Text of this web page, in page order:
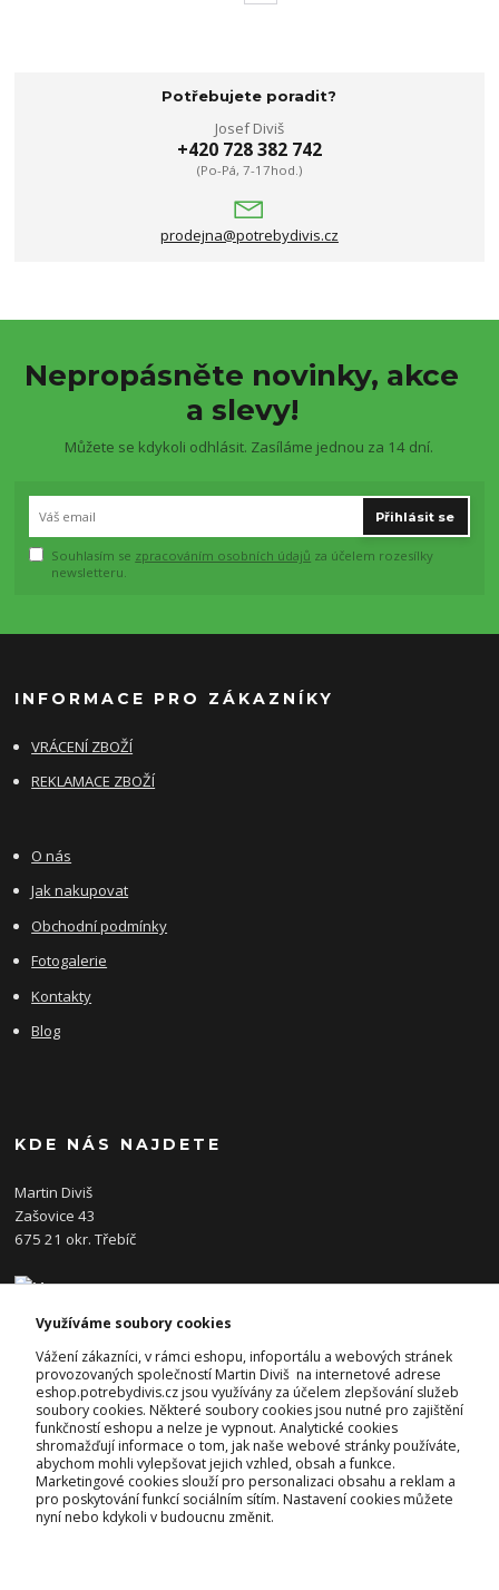
Potřebujete poradit?
Josef Diviš
+420 728 382 742
(Po-Pá, 7-17hod.)
prodejna@potrebydivis.cz
Nepropásněte novinky, akce
a slevy!
Můžete se kdykoli odhlásit. Zasíláme jednou za 14 dní.
Přihlásit se
Souhlasím se zpracováním osobních údajů za účelem rozesílky
newsletteru.
INFORMACE PRO ZÁKAZNÍKY
VRÁCENÍ ZBOŽÍ
REKLAMACE ZBOŽÍ
O nás
Jak nakupovat
Obchodní podmínky
Fotogalerie
Kontakty
Blog
KDE NÁS NAJDETE
Martin Diviš
Zašovice 43
675 21 okr. Třebíč
KONTAKTY
Josef Diviš
+420 728 382 742
(Po-Pá, 7-17hod.)
prodejna@potrebydivis.cz
Využíváme soubory cookies
Vážení zákazníci, v rámci eshopu, infoportálu a webových stránek
provozovaných společností Martin Diviš na internetové adrese
eshop.potrebydivis.cz jsou využívány za účelem zlepšování služeb
soubory cookies. Některé soubory cookies jsou nutné pro zajištění
funkčností eshopu a nelze je vypnout. Analytické cookies
shromažďují informace o tom, jak naše webové stránky používáte,
abychom mohli vylepšovat jejich vzhled, obsah a funkce.
Marketingové cookies slouží pro personalizaci obsahu a reklam a
pro poskytování funkcí sociálním sítím. Nastavení cookies můžete
nyní nebo kdykoli v budoucnu změnit.